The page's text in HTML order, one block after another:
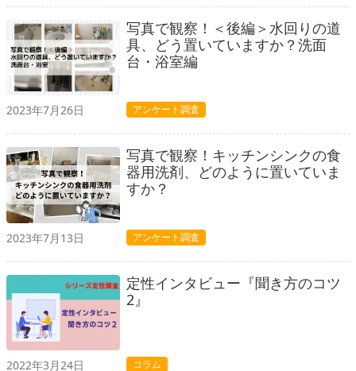
写真で観察！＜後編＞水回りの道
具、どう置いていますか？洗面
台・浴室編
2023年7月26日 アンケート調査
写真で観察！キッチンシンクの食
器用洗剤、どのように置いていま
すか？
2023年7月13日 アンケート調査
定性インタビュー『聞き方のコツ
2』
2022年3月24日 コラム